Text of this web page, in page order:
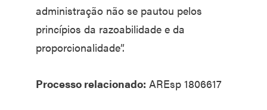
administração não se pautou pelos
princípios da razoabilidade e da
proporcionalidade”.​
Processo relacionado: AREsp 1806617